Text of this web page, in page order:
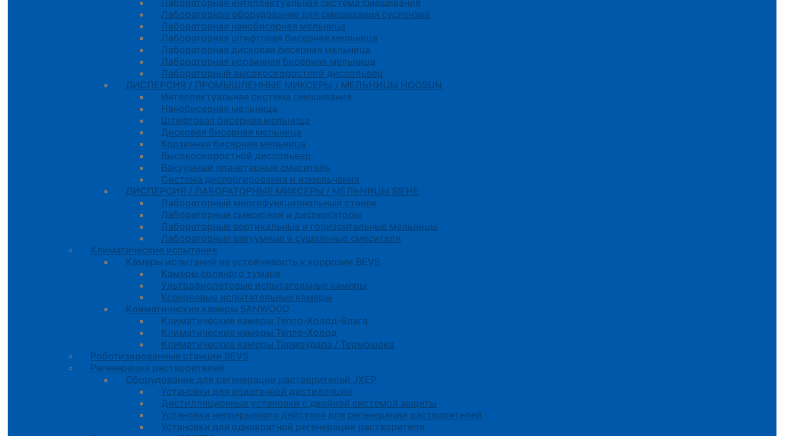
Лабораторная интеллектуальная система смешивания
Лабораторное оборудование для смешивания суспензий
Лабораторная нанобисерная мельница
Лабораторная штифтовая бисерная мельница
Лабораторная дисковая бисерная мельница
Лабораторная корзинная бисерная мельница
Лабораторный высокоскоростной диссольвер
ДИСПЕРСИЯ / ПРОМЫШЛЕННЫЕ МИКСЕРЫ / МЕЛЬНИЦЫ HOOSUN
Интеллектуальная система смешивания
Нанобисерная мельница
Штифтовая бисерная мельница
Дисковая бисерная мельница
Корзинная бисерная мельница
Высокоскоростной диссольвер
Вакуумный планетарный смеситель
Система диспергирования и измельчения
ДИСПЕРСИЯ / ЛАБОРАТОРНЫЕ МИКСЕРЫ / МЕЛЬНИЦЫ SIEHE
Лабораторный многофункциональный станок
Лабораторные смесители и диспергаторы
Лабораторные вертикальные и горизонтальные мельницы
Лабораторные вакуумные и сушильные смесители
Климатические испытания
Камеры испытаний на устойчивость к коррозии BEVS
Камеры соляного тумана
Ультрафиолетовые испытательные камеры
Ксеноновые испытательные камеры
Климатические камеры SANWOOD
Климатические камеры Тепло-Холод-Влага
Климатические камеры Тепло-Холод
Климатические камеры Термоудара / Термошока
Роботизированные станции BEVS
Регенерация растворителей
Оборудование для регенерации растворителей JXEP
Установки для криогенной дистилляции
Дистилляционные установки с двойной системой защиты
Установки непрерывного действия для регенерации растворителей
Установки для однократной регенерации растворителя